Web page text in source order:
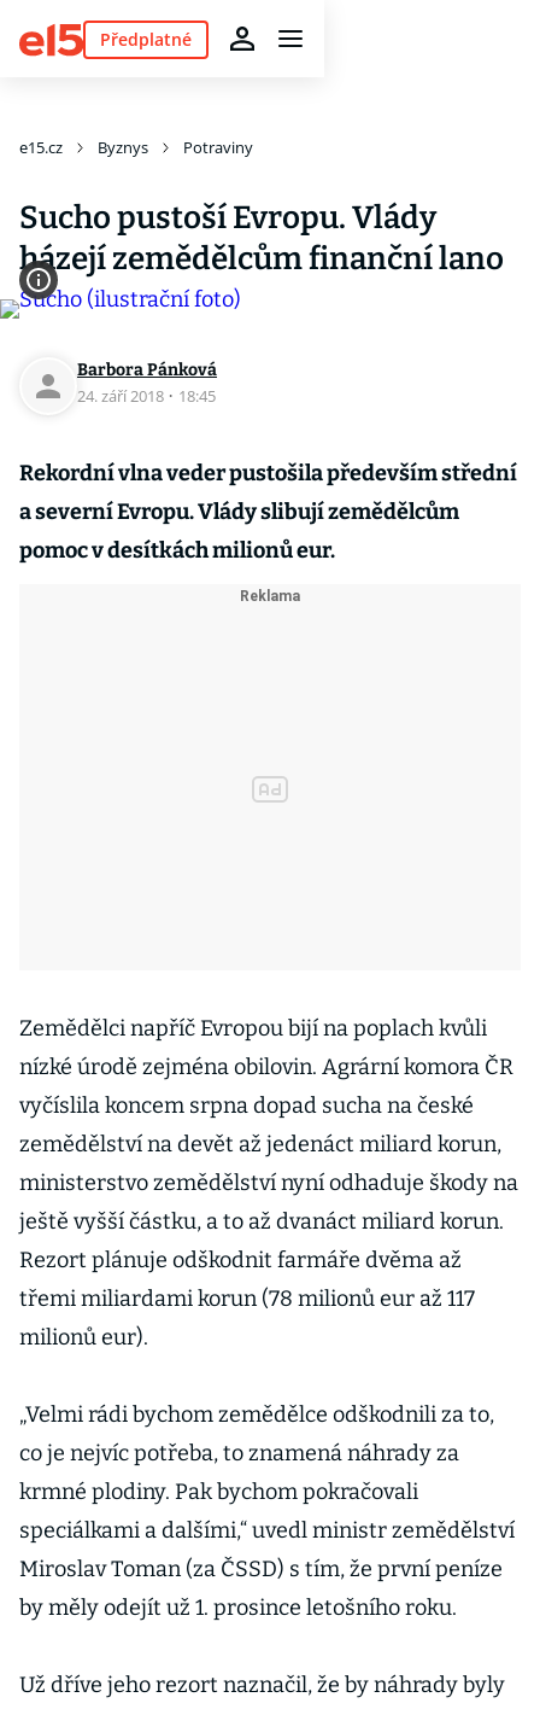
Předplatné
e15.cz Byznys Potraviny
Sucho pustoší Evropu. Vlády
házejí zemědělcům finanční lano
Barbora Pánková
24. září 2018 · 18:45
Rekordní vlna veder pustošila především střední
a severní Evropu. Vlády slibují zemědělcům
pomoc v desítkách milionů eur.
Zemědělci napříč Evropou bijí na poplach kvůli
nízké úrodě zejména obilovin. Agrární komora ČR
vyčíslila koncem srpna dopad sucha na české
zemědělství na devět až jedenáct miliard korun,
ministerstvo zemědělství nyní odhaduje škody na
ještě vyšší částku, a to až dvanáct miliard korun.
Rezort plánuje odškodnit farmáře dvěma až
třemi miliardami korun (78 milionů eur až 117
milionů eur).
„Velmi rádi bychom zemědělce odškodnili za to,
co je nejvíc potřeba, to znamená náhrady za
krmné plodiny. Pak bychom pokračovali
speciálkami a dalšími,“ uvedl ministr zemědělství
Miroslav Toman (za ČSSD) s tím, že první peníze
by měly odejít už 1. prosince letošního roku.
Už dříve jeho rezort naznačil, že by náhrady byly